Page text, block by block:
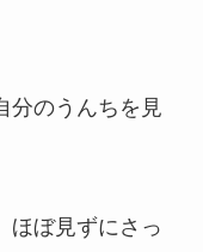
分のうんちを見
ほぼ見ずにさっ